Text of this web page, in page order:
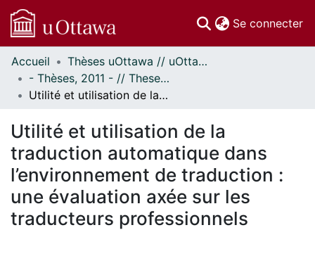
Se connecter
Communautés
et collections
Parcourir
À propos
Accueil
Thèses uOttawa // uOttawa Theses
- Thèses, 2011 - // Theses, 2011 -
Utilité et utilisation de la traduction automatique dans l’environnement de traduction : une évaluation axée sur les traducteurs professionnels
Utilité et utilisation de la
traduction automatique dans
l’environnement de traduction :
une évaluation axée sur les
traducteurs professionnels